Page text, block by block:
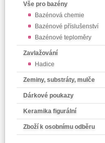
Vše pro bazény
Bazénová chemie
Bazénové příslušenství
Bazénové teploměry
Zavlažování
Hadice
Zeminy, substráty, mulče
Dárkové poukazy
Keramika figurální
Zboží k osobnímu odběru